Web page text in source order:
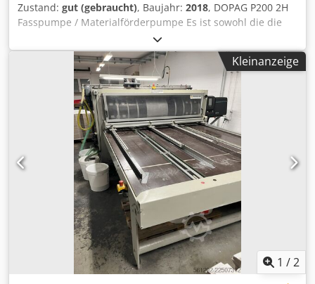
Zustand: gut (gebraucht), Baujahr: 2018, DOPAG P200 2H
Fasspumpe / Materialförderpumpe Es ist sowohl die die
Standardausführung sowie die Tandem-Ausführung
vorhanden. Hersteller: DOPAG Dosiertechnik und
Pneumatik AG Produktart: Pneumatische Fasspumpe /
Materialförderpumpe Baureihe: P200 Ausführung 1: Drum
pump P200 2H Ausführung 2: Drum pump P200 2H tandem
Bedienkonzept: 2-Hand-Ausführung Antrieb: Pneumatisch
Druckluftversorgung: 6 bar Maximale Gebindegröße: 200 l
Maximale Gebindehöhe: 880 mm Dcsdpfjzr Tz Aox Ah Tsk
Baujahr: 11/2018 Gewicht P200 2H: 386 kg Gewicht P200 2H
Tandem: 394 kg Materialzuführung: Direkt aus dem
Originalgebinde Pumpenprinzip: Kolbenpumpe
Druckluftaufbereitung: Festo SMC Ventiltyp: VSA4244-00-1
Die DOPAG P200-Systeme sind für die Förderung
hochviskoser Materialien aus 200-Liter-Gebinden
konzipiert, z.B. Kleb- und Dichtstoffe oder Schmierstoffe. Je
nach konkreter Pumpenkonfiguration sind
unterschiedliche Förderleistungen,
Kleinanzeige
1 /2